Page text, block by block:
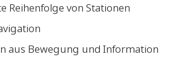
Reihenfolge von Stationen
aus Bewegung und Information